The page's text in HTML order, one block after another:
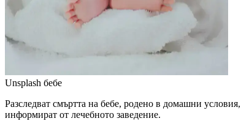
Unsplash бебе
Разследват смъртта на бебе, родено в домашни
информират от лечебното заведение.